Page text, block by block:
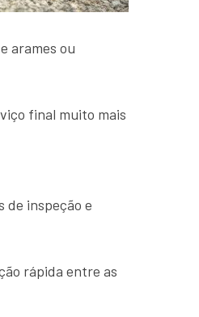
arames ou
final muito mais
de inspeção e
rápida entre as